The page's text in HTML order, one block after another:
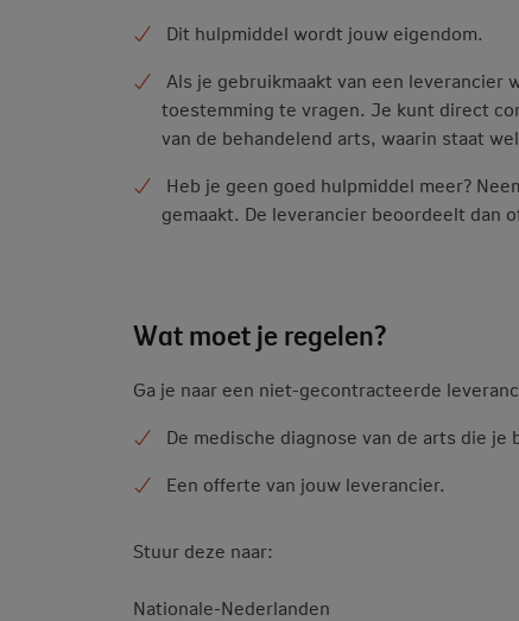
Dit hulpmiddel wordt jouw eigendom.
Als je gebruikmaakt van een leverancier
toestemming te vragen. Je kunt direct
van de behandelend arts, waarin staat
Heb je geen goed hulpmiddel meer?
gemaakt. De leverancier beoordeelt dan
Wat moet je regelen?
Ga je naar een niet-gecontracteerde
De medische diagnose van de arts die je
Een offerte van jouw leverancier.
Stuur deze naar:
Nationale-Nederlanden